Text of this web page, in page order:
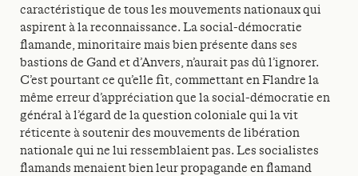
caractéristique de tous les mouvements nationaux qui
aspirent à la reconnaissance. La social-démocratie
flamande, minoritaire mais bien présente dans ses
bastions de Gand et d’Anvers, n’aurait pas dû l’ignorer.
C’est pourtant ce qu’elle fit, commettant en Flandre la
même erreur d’appréciation que la social-démocratie en
général à l’égard de la question coloniale qui la vit
réticente à soutenir des mouvements de libération
nationale qui ne lui ressemblaient pas. Les socialistes
flamands menaient bien leur propagande en flamand